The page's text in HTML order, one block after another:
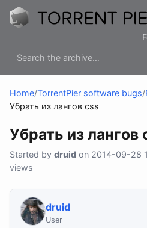
Home/TorrentPier software bugs/
Убрать из лангов css
Убрать из лангов
Started by druid on 2014-09-28
views
druid
User